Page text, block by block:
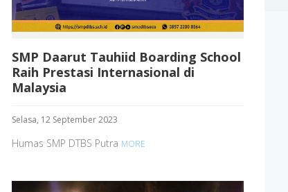
SMP Daarut Tauhiid Boarding School
Raih Prestasi Internasional di
Malaysia
Selasa, 12 September 2023
Humas SMP DTBS Putra MORE